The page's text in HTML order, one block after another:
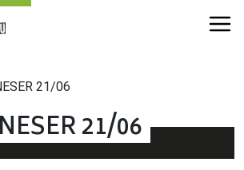
21/06
21/06